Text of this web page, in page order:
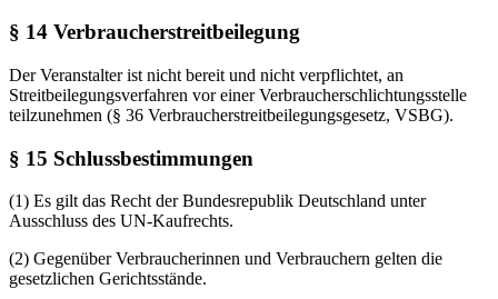
§ 14 Verbraucherstreitbeilegung
Der Veranstalter ist nicht bereit und nicht verpflichtet, an
Streitbeilegungsverfahren vor einer Verbraucherschlichtungsstelle
teilzunehmen (§ 36 Verbraucherstreitbeilegungsgesetz, VSBG).
§ 15 Schlussbestimmungen
(1) Es gilt das Recht der Bundesrepublik Deutschland unter
Ausschluss des UN-Kaufrechts.
(2) Gegenüber Verbraucherinnen und Verbrauchern gelten die
gesetzlichen Gerichtsstände.